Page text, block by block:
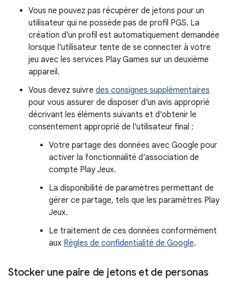
Vous ne pouvez pas récupérer de jetons pour un
utilisateur qui ne possède pas de profil PGS. La
création d'un profil est automatiquement demandée
lorsque l'utilisateur tente de se connecter à votre
jeu avec les services Play Games sur un deuxième
appareil.
Vous devez suivre des consignes supplémentaires
pour vous assurer de disposer d'un avis approprié
décrivant les éléments suivants et d'obtenir le
consentement approprié de l'utilisateur final :
Votre partage des données avec Google pour
activer la fonctionnalité d'association de
compte Play Jeux.
La disponibilité de paramètres permettant de
gérer ce partage, tels que les paramètres Play
Jeux.
Le traitement de ces données conformément
aux Règles de confidentialité de Google.
Stocker une paire de jetons et de personas